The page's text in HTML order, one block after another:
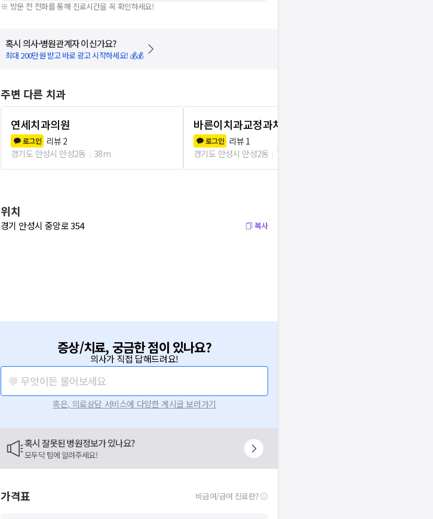
※ 방문 전 전화를 통해 진료시간을 꼭 확인하세요!
혹시 의사·병원관계자 이신가요?
최대 200만원 받고 바로 광고 시작하세요! 💰💰
주변 다른 치과
연세치과의원
로그인 리뷰 2
경기도 안성시 안성2동
38m
바른이치과교정과치과의원 안성점
로그인 리뷰 1
경기도 안성시 안성2동
75m
위치
경기 안성시 중앙로 354 복사
증상/치료, 궁금한 점이 있나요?
의사가 직접 답해드려요!
💬 무엇이든 물어보세요
혹은, 의료상담 서비스에 다양한 게시글 보러가기
혹시 잘못된 병원정보가 있나요?
모두닥 팀에 알려주세요!
가격표 비급여/급여 진료란?